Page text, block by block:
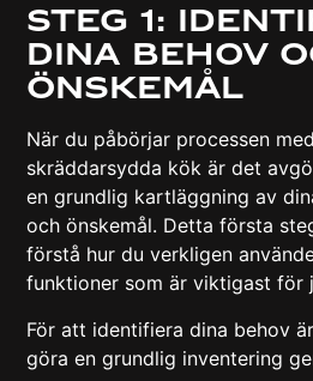
Steg 1:
dina behov
önskemål
När du påbörjar processen
skräddarsydda kök är det
en grundlig kartläggning av
och önskemål. Detta första
förstå hur du verkligen
funktioner som är viktigast för
För att identifiera dina behov
göra en grundlig inventering